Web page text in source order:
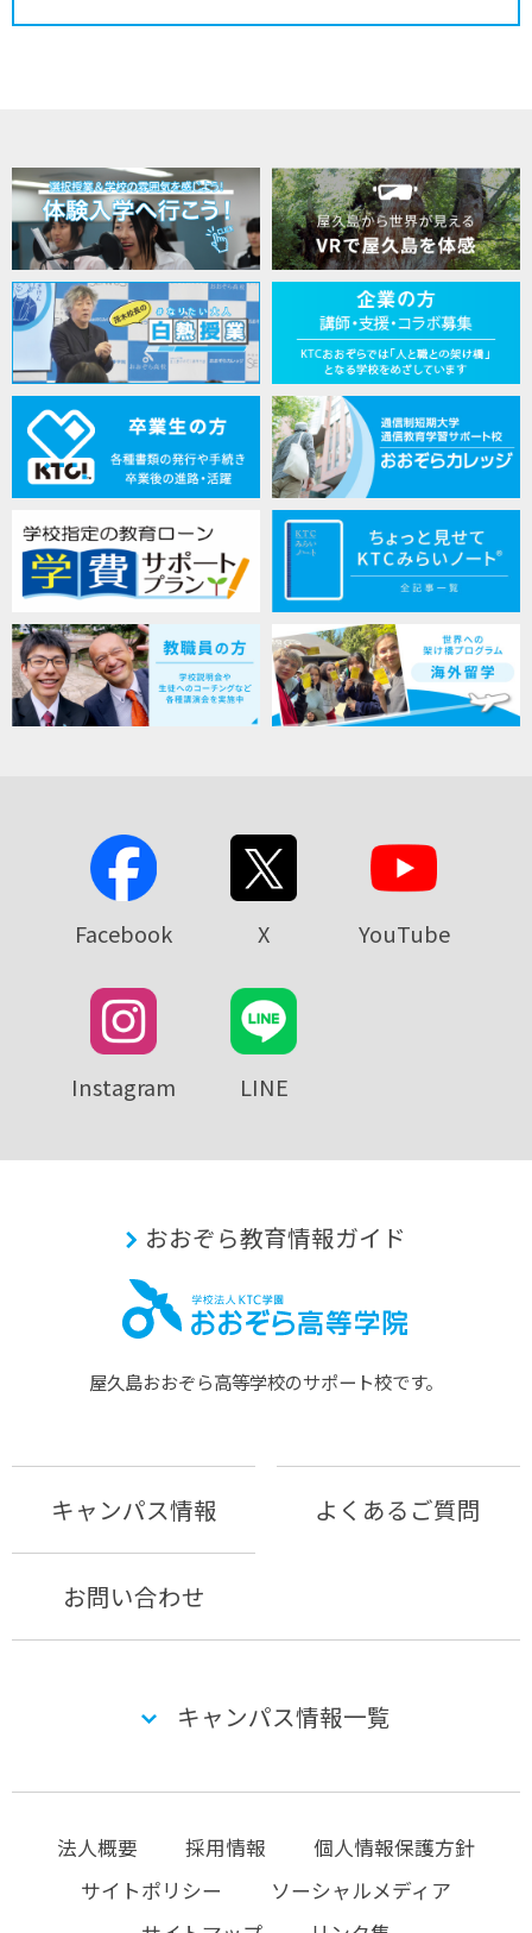
Facebook X YouTube
Instagram LINE
おおぞら教育情報ガイド
屋久島おおぞら⾼等学校のサポート校です。
キャンパス情報 よくあるご質問
お問い合わせ
キャンパス情報一覧
法人概要 採用情報
個人情報保護方針
サイトポリシー
ソーシャルメディア